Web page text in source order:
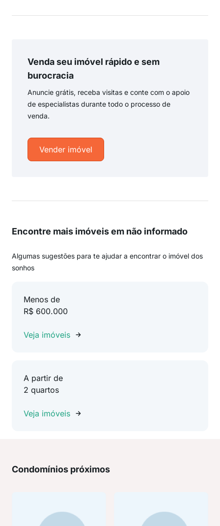
Venda seu imóvel rápido e sem
burocracia
Anuncie grátis, receba visitas e conte com o apoio
de especialistas durante todo o processo de
venda.
Vender imóvel
Encontre mais imóveis em não informado
Algumas sugestões para te ajudar a encontrar o imóvel dos
sonhos
Menos de
R$ 600.000
Veja imóveis
A partir de
2 quartos
Veja imóveis
Condomínios próximos